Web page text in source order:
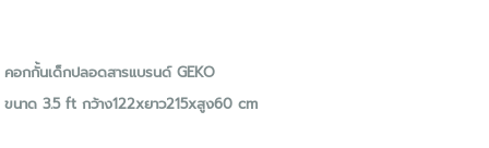
คอกกั้นเด็กปลอดสารแบรนด์ GEKO
ขนาด 3.5 ft กว้าง122xยาว215xสูง60 cm